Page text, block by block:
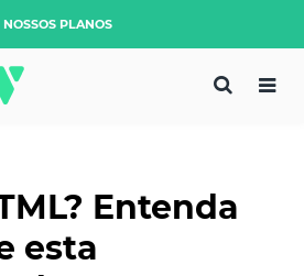
NOSSOS PLANOS
Entenda
esta